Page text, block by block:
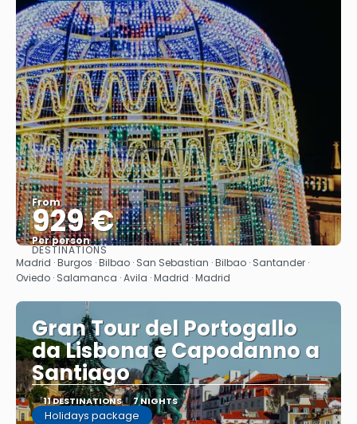
From
929 €
Per person
See
DESTINATIONS
Madrid · Burgos · Bilbao · San Sebastian · Bilbao · Santander ·
Oviedo · Salamanca · Avila · Madrid · Madrid
Gran Tour del Portogallo
da Lisbona e Capodanno a
Santiago
11 DESTINATIONS 7 NIGHTS
Holidays package